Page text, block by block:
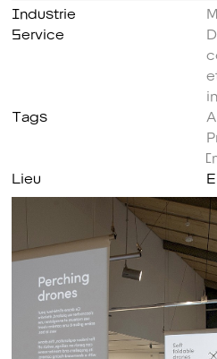
Industrie
Service
Tags
Lieu